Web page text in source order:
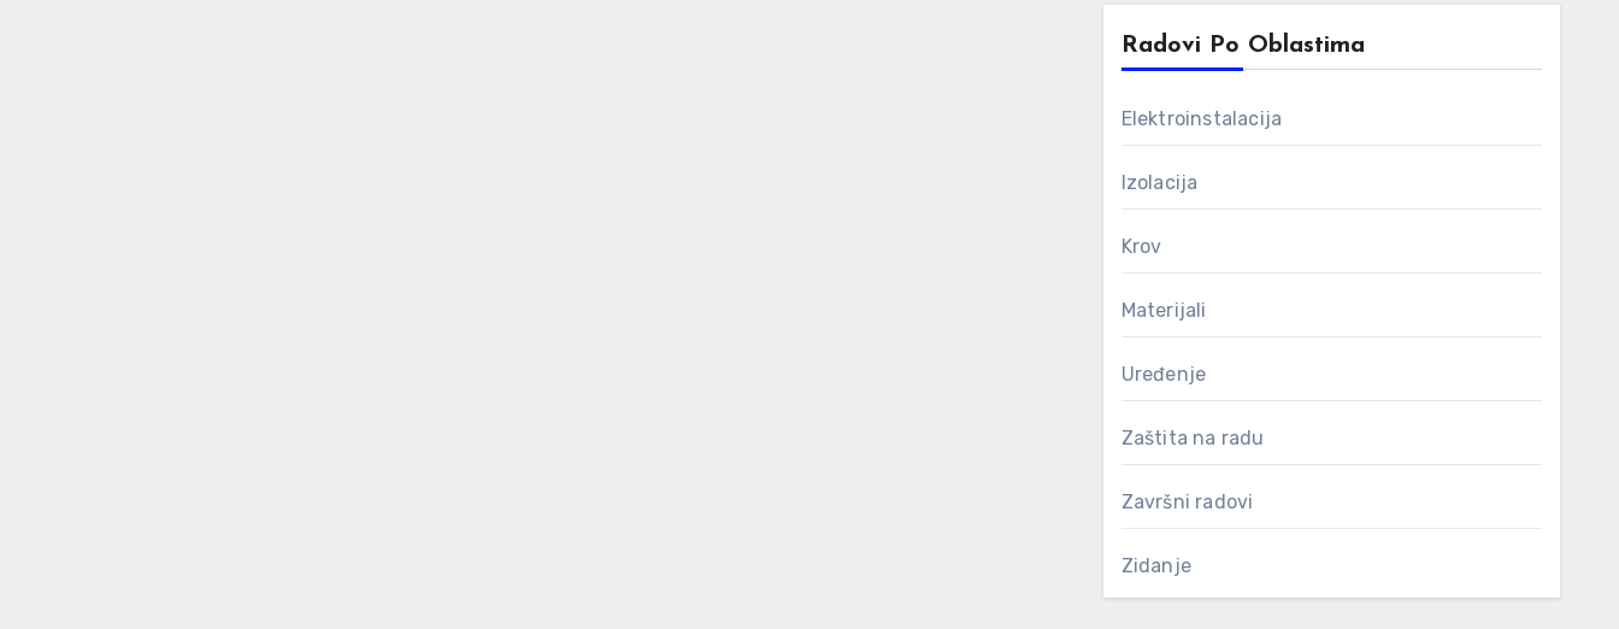
Radovi Po Oblastima
Elektroinstalacija
Izolacija
Krov
Materijali
Uređenje
Zaštita na radu
Završni radovi
Zidanje